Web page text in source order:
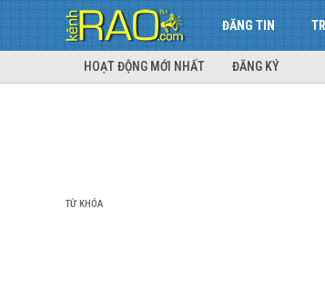
ĐĂNG TIN
HOẠT ĐỘNG MỚI NHẤT ĐĂNG KÝ
TỪ KHÓA